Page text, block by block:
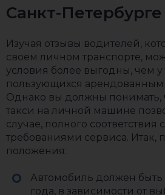
Санкт-Петербурге
Изучая отзывы водителей,
своем личном транспорте,
условия более выгодны, чем у
пользующихся
Однако вы должны понимать,
такси на личной машине
случае, полного
требованиями сервиса. Итак,
положения:
Автомобиль должен быть
года, в зависимости от